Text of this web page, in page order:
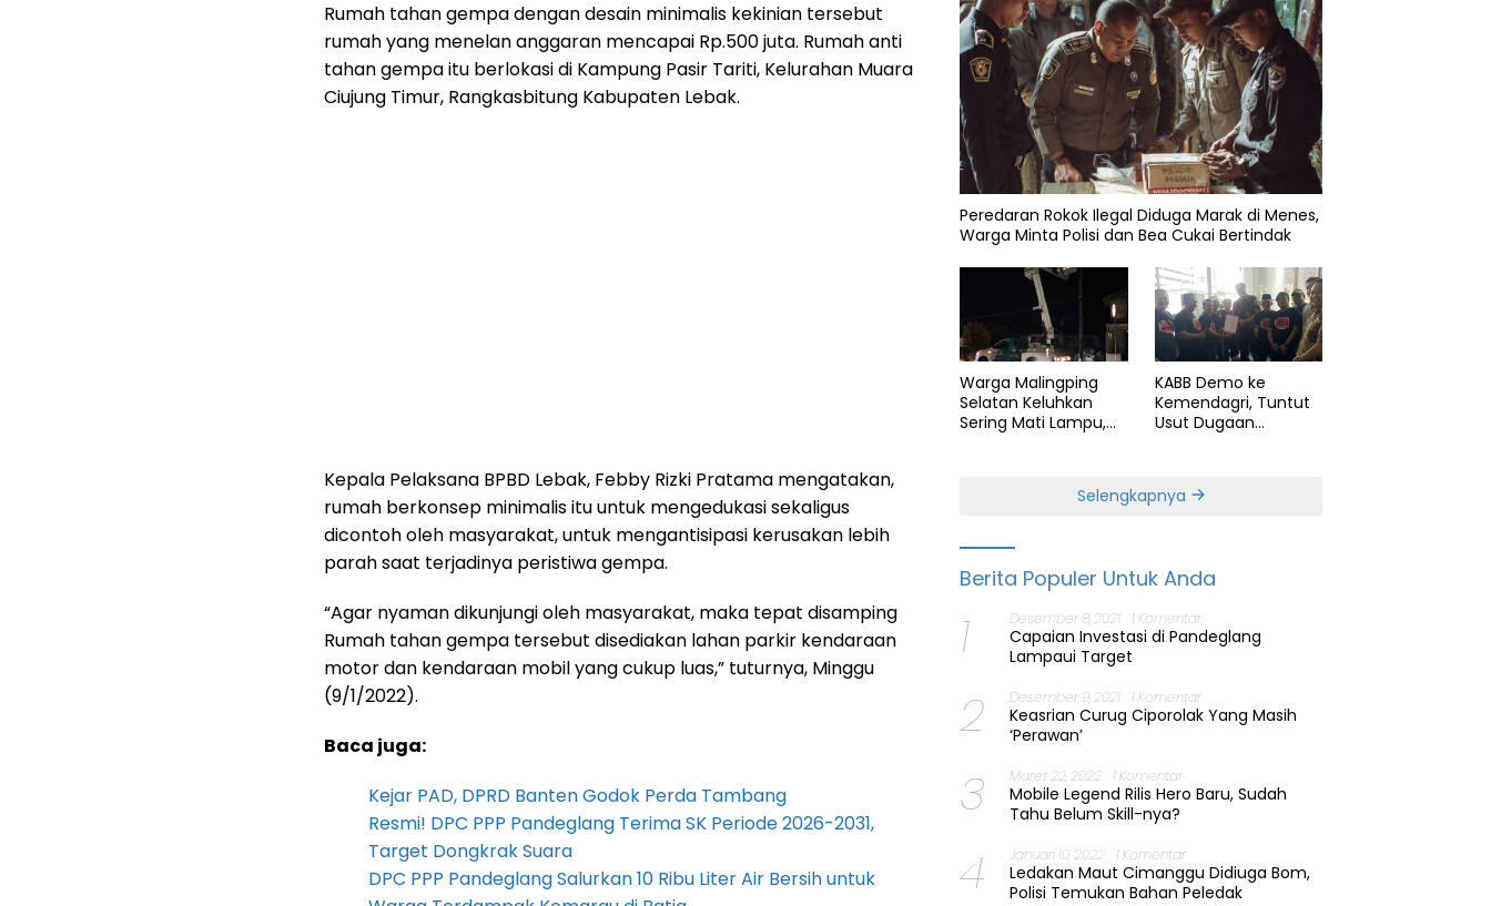
Rumah tahan gempa dengan desain minimalis kekinian tersebut
rumah yang menelan anggaran mencapai Rp.500 juta. Rumah anti
tahan gempa itu berlokasi di Kampung Pasir Tariti, Kelurahan Muara
Ciujung Timur, Rangkasbitung Kabupaten Lebak.
Kepala Pelaksana BPBD Lebak, Febby Rizki Pratama mengatakan,
rumah berkonsep minimalis itu untuk mengedukasi sekaligus
dicontoh oleh masyarakat, untuk mengantisipasi kerusakan lebih
parah saat terjadinya peristiwa gempa.
“Agar nyaman dikunjungi oleh masyarakat, maka tepat disamping
Rumah tahan gempa tersebut disediakan lahan parkir kendaraan
motor dan kendaraan mobil yang cukup luas,” tuturnya, Minggu
(9/1/2022).
Baca juga:
Kejar PAD, DPRD Banten Godok Perda Tambang
Resmi! DPC PPP Pandeglang Terima SK Periode 2026-2031,
Target Dongkrak Suara
DPC PPP Pandeglang Salurkan 10 Ribu Liter Air Bersih untuk
Peredaran Rokok Ilegal Diduga Marak di Menes,
Warga Minta Polisi dan Bea Cukai Bertindak
Warga Malingping
Selatan Keluhkan
Sering Mati Lampu,
KABB Demo ke
Kemendagri, Tuntut
Usut Dugaan
Selengkapnya
Berita Populer Untuk Anda
1 Desember 8, 2021 1 Komentar
Capaian Investasi di Pandeglang
Lampaui Target
2 Desember 9, 2021 1 Komentar
Keasrian Curug Ciporolak Yang Masih
‘Perawan’
3 Maret 22, 2022 1 Komentar
Mobile Legend Rilis Hero Baru, Sudah
Tahu Belum Skill-nya?
4 Januari 10, 2022 1 Komentar
Ledakan Maut Cimanggu Didiuga Bom,
Polisi Temukan Bahan Peledak